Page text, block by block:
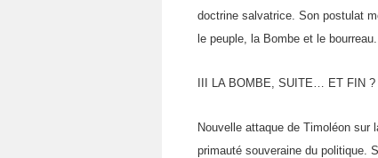
doctrine salvatrice. Son postulat
le peuple, la Bombe et le bourreau.
III LA BOMBE, SUITE… ET FIN ?
Nouvelle attaque de Timoléon
primauté souveraine du politique.